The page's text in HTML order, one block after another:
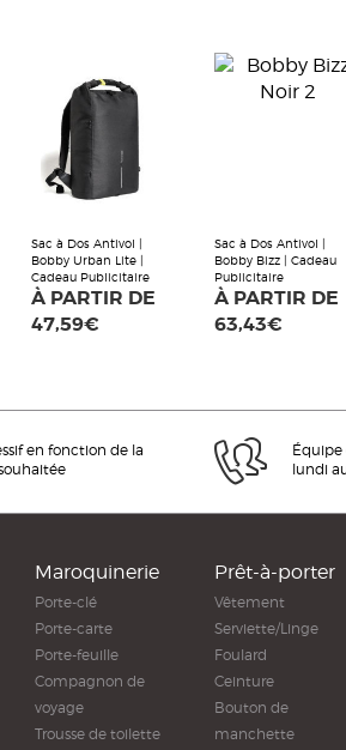
Sac à Dos Antivol |
Bobby Urban Lite |
Cadeau Publicitaire
À PARTIR DE
47,59€
Sac à Dos Antivol |
Bobby Bizz | Cadeau
Publicitaire
À PARTIR DE
63,43€
en fonction de la
Équipe
lundi
Maroquinerie
Porte-clé
Porte-carte
Porte-feuille
Compagnon de
voyage
Trousse de toilette
Prêt-à-porter
Vêtement
Serviette/Linge
Foulard
Ceinture
Bouton de
manchette